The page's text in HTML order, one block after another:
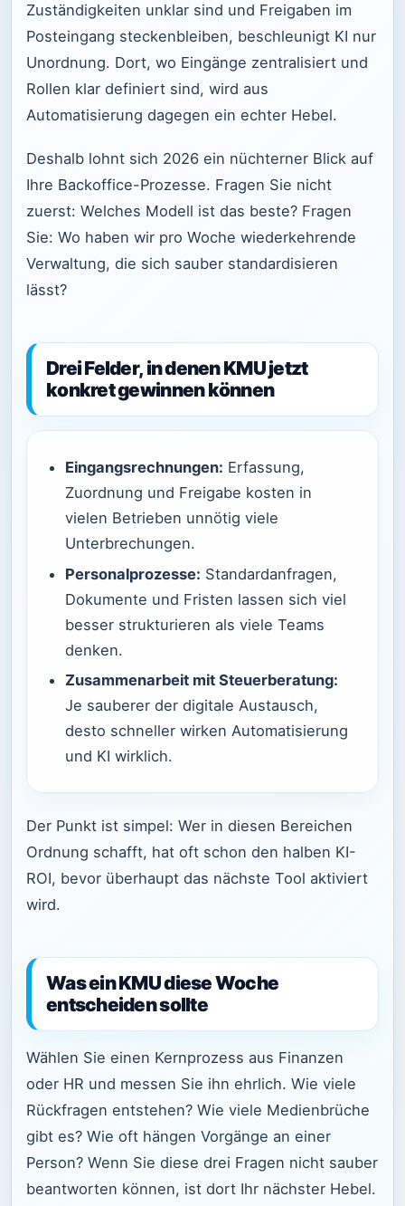
Zuständigkeiten unklar sind und Freigaben im
Posteingang steckenbleiben, beschleunigt KI nur
Unordnung. Dort, wo Eingänge zentralisiert und
Rollen klar definiert sind, wird aus
Automatisierung dagegen ein echter Hebel.
Deshalb lohnt sich 2026 ein nüchterner Blick auf
Ihre Backoffice-Prozesse. Fragen Sie nicht
zuerst: Welches Modell ist das beste? Fragen
Sie: Wo haben wir pro Woche wiederkehrende
Verwaltung, die sich sauber standardisieren
lässt?
Drei Felder, in denen KMU jetzt
konkret gewinnen können
Eingangsrechnungen: Erfassung,
Zuordnung und Freigabe kosten in
vielen Betrieben unnötig viele
Unterbrechungen.
Personalprozesse: Standardanfragen,
Dokumente und Fristen lassen sich viel
besser strukturieren als viele Teams
denken.
Zusammenarbeit mit Steuerberatung:
Je sauberer der digitale Austausch,
desto schneller wirken Automatisierung
und KI wirklich.
Der Punkt ist simpel: Wer in diesen Bereichen
Ordnung schafft, hat oft schon den halben KI-
ROI, bevor überhaupt das nächste Tool aktiviert
wird.
Was ein KMU diese Woche
entscheiden sollte
Wählen Sie einen Kernprozess aus Finanzen
oder HR und messen Sie ihn ehrlich. Wie viele
Rückfragen entstehen? Wie viele Medienbrüche
gibt es? Wie oft hängen Vorgänge an einer
Person? Wenn Sie diese drei Fragen nicht sauber
beantworten können, ist dort Ihr nächster Hebel.